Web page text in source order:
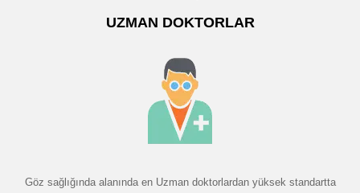
UZMAN DOKTORLAR
Göz sağlığında alanında en Uzman doktorlardan yüksek standartta